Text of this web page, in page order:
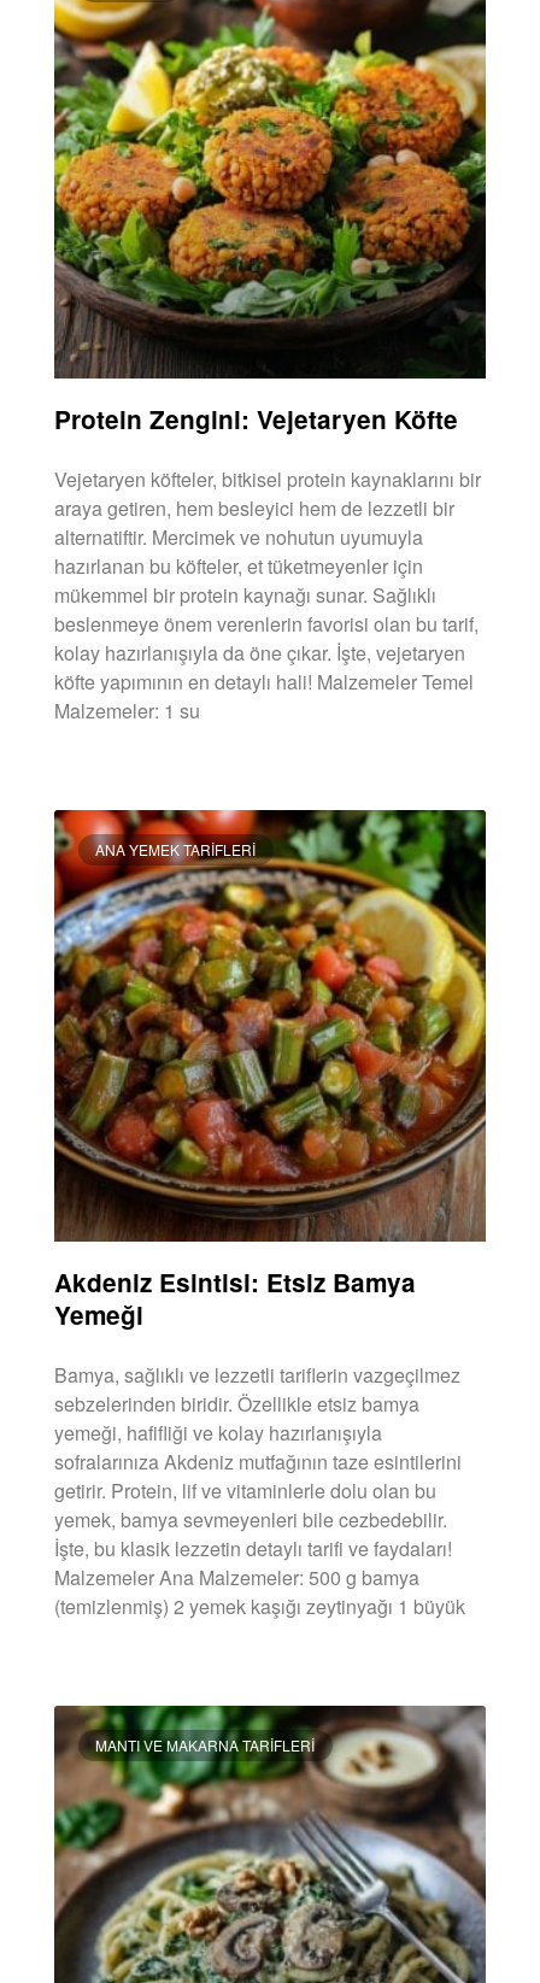
Protein Zengini: Vejetaryen Köfte
Vejetaryen köfteler, bitkisel protein kaynaklarını bir
araya getiren, hem besleyici hem de lezzetli bir
alternatiftir. Mercimek ve nohutun uyumuyla
hazırlanan bu köfteler, et tüketmeyenler için
mükemmel bir protein kaynağı sunar. Sağlıklı
beslenmeye önem verenlerin favorisi olan bu tarif,
kolay hazırlanışıyla da öne çıkar. İşte, vejetaryen
köfte yapımının en detaylı hali! Malzemeler Temel
Malzemeler: 1 su
ANA YEMEK TARIFLERI
Akdeniz Esintisi: Etsiz Bamya
Yemeği
Bamya, sağlıklı ve lezzetli tariflerin vazgeçilmez
sebzelerinden biridir. Özellikle etsiz bamya
yemeği, hafifliği ve kolay hazırlanışıyla
sofralarınıza Akdeniz mutfağının taze esintilerini
getirir. Protein, lif ve vitaminlerle dolu olan bu
yemek, bamya sevmeyenleri bile cezbedebilir.
İşte, bu klasik lezzetin detaylı tarifi ve faydaları!
Malzemeler Ana Malzemeler: 500 g bamya
(temizlenmiş) 2 yemek kaşığı zeytinyağı 1 büyük
MANTI VE MAKARNA TARIFLERI